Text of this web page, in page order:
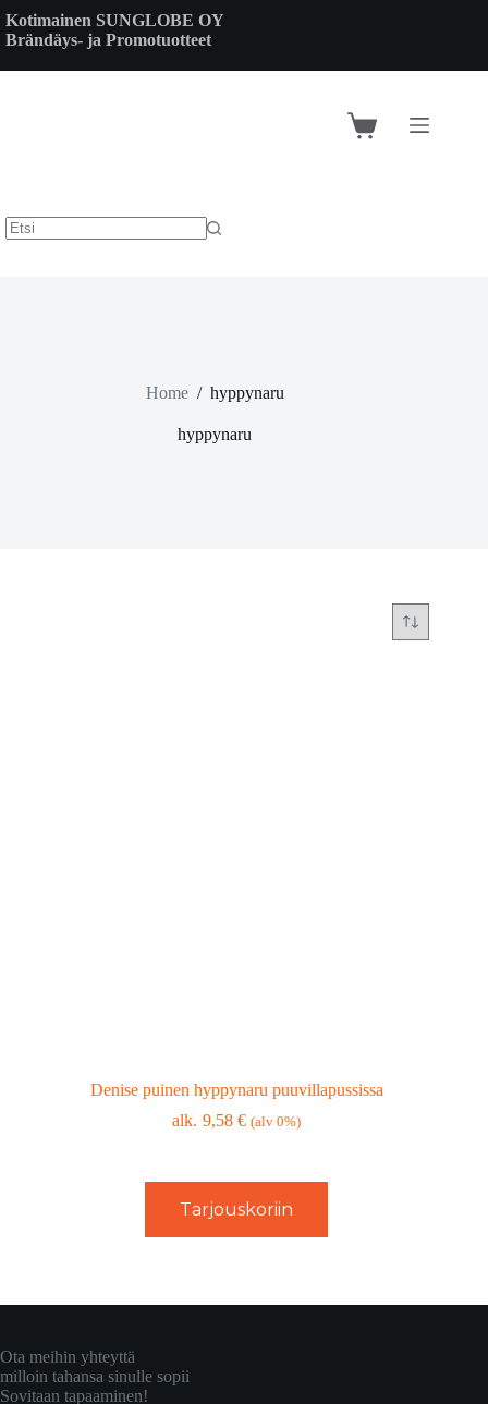
to
content
Kotimainen SUNGLOBE OY
Brändäys- ja Promotuotteet
Shopping
Home / hyppynaru
hyppynaru
Denise puinen hyppynaru puuvillapussissa
9,58€ (alv 0%)
Tarjouskoriin
Ota meihin yhteyttä
milloin tahansa sinulle sopii
Sovitaan tapaaminen!